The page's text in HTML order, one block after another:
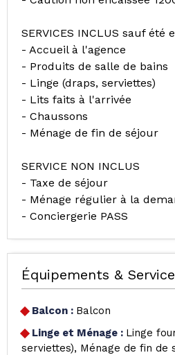
SERVICES INCLUS sauf été
- Accueil à l'agence
- Produits de salle de bains
- Linge (draps, serviettes)
- Lits faits à l'arrivée
- Chaussons
- Ménage de fin de séjour
SERVICE NON INCLUS
- Taxe de séjour
- Ménage régulier à la
- Conciergerie PASS
Équipements &
Balcon : Balcon
Linge et Ménage : Linge
serviettes)
Ménage de fin de